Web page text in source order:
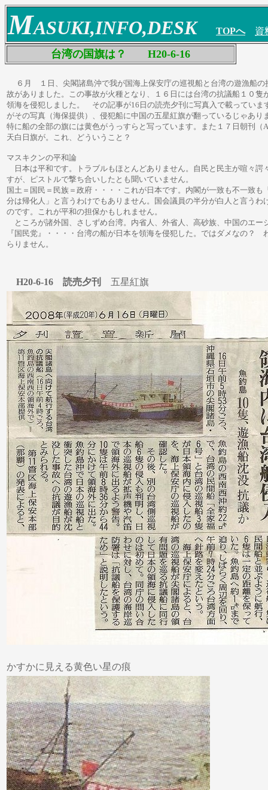
MASUKI,INFO,DESK TOPへ 資
台湾の国旗は？ H20-6-16
６月 １日、尖閣諸島沖で我が国海上保安庁の巡視船と台湾の遊漁船の
故がありました。この事故が火種となり、１６日には台湾の抗議船１０隻
領海を侵犯しました。
その記事が16日の読売夕刊に写真入で載っていま
がその写真（海保提供）、侵犯船に中国の五星紅旗が翻っているじゃあり
特に船の全部の旗には黄色がうっすらと写っています。また１７日朝刊（
天白日旗が。これ、どういうこと？
マスキクンの平和論
日本は平和です。トラブルもほとんどありません。自民と民主が喧々諤
すが、ピストルで撃ち合いしたとも聞いていません。
国土＝国民＝民族＝政府・・・・これが日本です。内閣が一致も不一致も
分は帰化人」と言うわけでもありません。国会議員の半分が白人と言うわ
のです。これが平和の担保かもしれません。
ところが諸外国、さしずめ台湾。内省人、外省人、高砂族、中国のエー
『国民党』・・・・台湾の船が日本を領海を侵犯した。ではダメなの？
らりません。
H20-6-16 読売夕刊 五星紅旗
かすかに見える黄色い星の痕